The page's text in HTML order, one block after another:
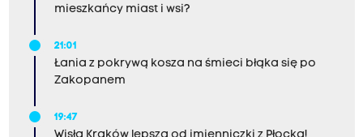
mieszkańcy miast i wsi?
21:01
Łania z pokrywą kosza na śmieci błąka się po
Zakopanem
19:47